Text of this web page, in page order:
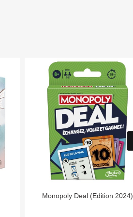
Aperçu rapide
Monopoly Deal (Edition 2024)